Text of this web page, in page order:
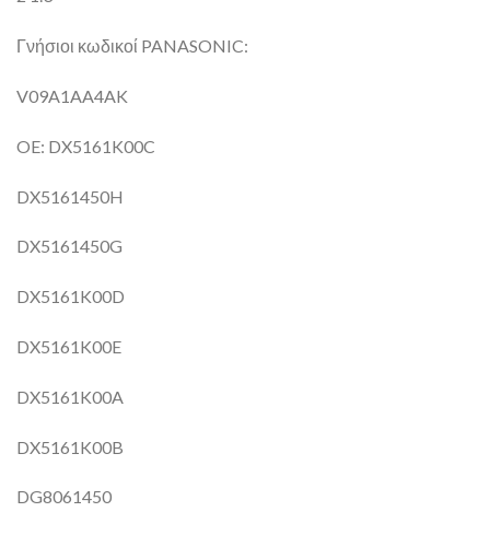
Γνήσιοι κωδικοί PANASONIC:
V09A1AA4AK
OE: DX5161K00C
DX5161450H
DX5161450G
DX5161K00D
DX5161K00E
DX5161K00A
DX5161K00B
DG8061450